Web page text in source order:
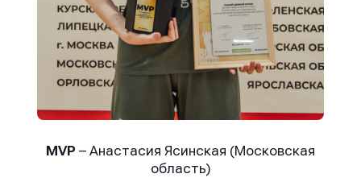
MVP – Анастасия Ясинская (Московская
область)